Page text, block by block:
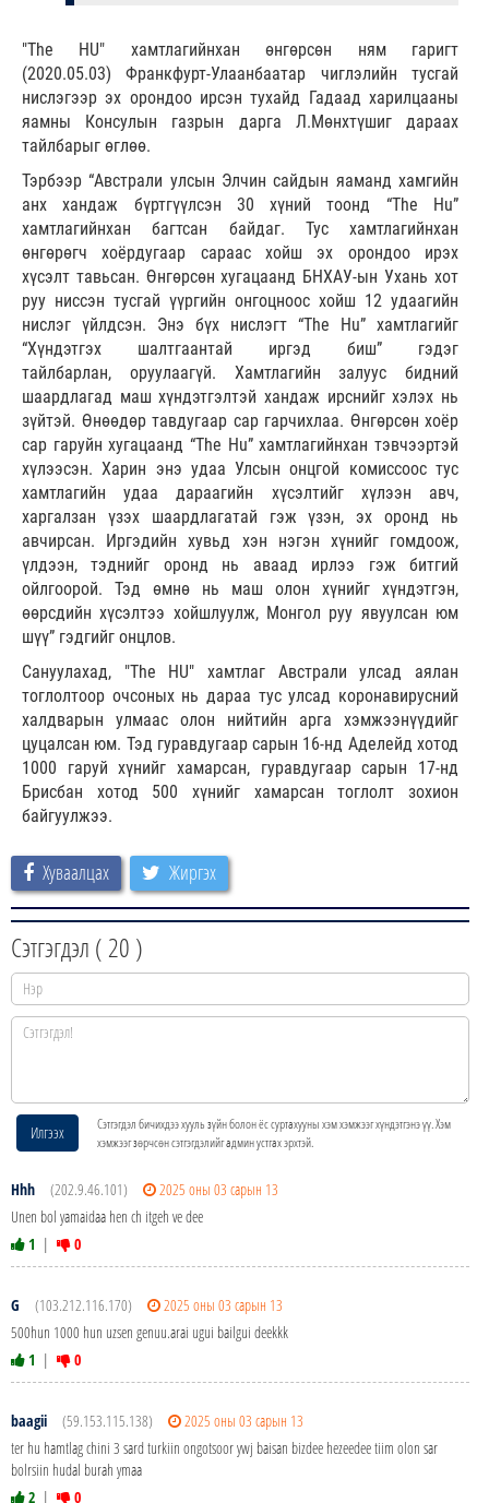
"The HU" хамтлагийнхан өнгөрсөн ням гаригт
(2020.05.03) Франкфурт-Улаанбаатар чиглэлийн тусгай
нислэгээр эх орондоо ирсэн тухайд Гадаад харилцааны
яамны Консулын газрын дарга Л.Мөнхтүшиг дараах
тайлбарыг өглөө.
Тэрбээр “Австрали улсын Элчин сайдын яаманд хамгийн
анх хандаж бүртгүүлсэн 30 хүний тоонд “The Hu”
хамтлагийнхан багтсан байдаг. Тус хамтлагийнхан
өнгөрөгч хоёрдугаар сараас хойш эх орондоо ирэх
хүсэлт тавьсан. Өнгөрсөн хугацаанд БНХАУ-ын Ухань хот
руу ниссэн тусгай үүргийн онгоцноос хойш 12 удаагийн
нислэг үйлдсэн. Энэ бүх нислэгт “The Hu” хамтлагийг
“Хүндэтгэх шалтгаантай иргэд биш” гэдэг
тайлбарлан, оруулаагүй. Хамтлагийн залуус бидний
шаардлагад маш хүндэтгэлтэй хандаж ирснийг хэлэх нь
зүйтэй. Өнөөдөр тавдугаар сар гарчихлаа. Өнгөрсөн хоёр
сар гаруйн хугацаанд “The Hu” хамтлагийнхан тэвчээртэй
хүлээсэн. Харин энэ удаа Улсын онцгой комиссоос тус
хамтлагийн удаа дараагийн хүсэлтийг хүлээн авч,
харгалзан үзэх шаардлагатай гэж үзэн, эх оронд нь
авчирсан. Иргэдийн хувьд хэн нэгэн хүнийг гомдоож,
үлдээн, тэднийг оронд нь аваад ирлээ гэж битгий
ойлгоорой. Тэд өмнө нь маш олон хүнийг хүндэтгэн,
өөрсдийн хүсэлтээ хойшлуулж, Монгол руу явуулсан юм
шүү” гэдгийг онцлов.
Сануулахад, "The HU" хамтлаг Австрали улсад аялан
тоглолтоор очсоных нь дараа тус улсад коронавирусний
халдварын улмаас олон нийтийн арга хэмжээнүүдийг
цуцалсан юм. Тэд гуравдугаар сарын 16-нд Аделейд хотод
1000 гаруй хүнийг хамарсан, гуравдугаар сарын 17-нд
Брисбан хотод 500 хүнийг хамарсан тоглолт зохион
байгуулжээ.
Хуваалцах Жиргэх
Сэтгэгдэл (20 )
Илгээх
Сэтгэгдэл бичихдээ хууль зүйн болон ёс суртахууны хэм хэмжээг хүндэтгэнэ үү. Хэм
хэмжээг зөрчсөн сэтгэгдэлийг админ устгах эрхтэй.
Hhh (202.9.46.101)
2025 оны 03 сарын 13
Unen bol yamaidaa hen ch itgeh ve dee
1 | 0
G (103.212.116.170)
2025 оны 03 сарын 13
500hun 1000 hun uzsen genuu.arai ugui bailgui deekkk
1 | 0
baagii (59.153.115.138)
2025 оны 03 сарын 13
ter hu hamtlag chini 3 sard turkiin ongotsoor ywj baisan bizdee hezeedee tiim olon sar
bolrsiin hudal burah ymaa
2 | 0